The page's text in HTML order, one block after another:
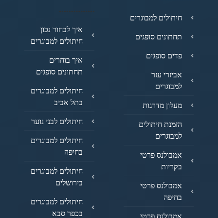
חיתולים למבוגרים
תחתונים סופגים
פדים סופגים
אביזרי עזר
למבוגרים
מעלון מדרגות
הזמנת חיתולים
למבוגרים
אמבולנס פרטי
בקריות
אמבולנס פרטי
בחיפה
אמבולנס פרטי
איך לבחור נכון
חיתולים למבוגרים
איך בוחרים
תחתונים סופגים
חיתולים למבוגרים
בתל אביב
חיתולים לבני נוער
חיתולים למבוגרים
בחיפה
חיתולים למבוגרים
בירושלים
חיתולים למבוגרים
בכפר סבא